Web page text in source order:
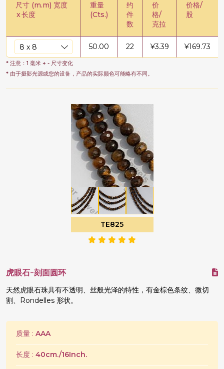
尺寸 (m.m) 宽度
x长度
重量
(Cts.)
约
件
数
价
格/
克拉
价格/
股
50.00 22 ¥3.39 ¥169.73
* 注意：1 毫米 + - 尺寸变化
* 由于摄影光源或您的设备，产品的实际颜色可能略有不同。
TE825
虎眼石-刻面圆环
天然虎眼石珠具有不透明、丝般光泽的特性，有金棕色条纹、微切
割、Rondelles 形状。
质量 : AAA
长度 : 40cm./16Inch.